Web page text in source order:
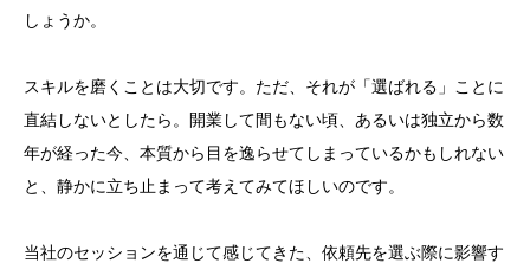
しょうか。
スキルを磨くことは大切です。ただ、それが「選ばれる」ことに
直結しないとしたら。開業して間もない頃、あるいは独立から数
年が経った今、本質から目を逸らせてしまっているかもしれない
と、静かに立ち止まって考えてみてほしいのです。
当社のセッションを通じて感じてきた、依頼先を選ぶ際に影響す